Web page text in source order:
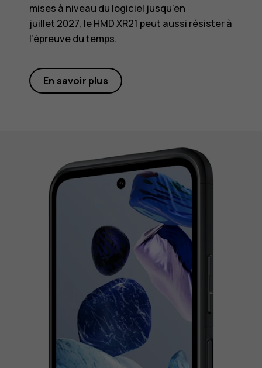
mises à niveau du logiciel jusqu’en
juillet 2027, le HMD XR21 peut aussi résister à
l’épreuve du temps.
En savoir plus